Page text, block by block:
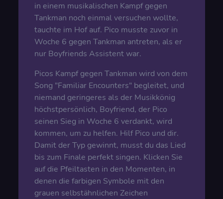
in einem musikalischen Kampf gegen
Tankman noch einmal versuchen wollte,
tauchte im Hof auf. Pico musste zuvor in
Woche 6 gegen Tankman antreten, als er
nur Boyfriends Assistent war.
Picos Kampf gegen Tankman wird von dem
Song "Familiar Encounters" begleitet, und
niemand geringeres als der Musikkönig
höchstpersönlich, Boyfriend, der Pico
seinen Sieg in Woche 6 verdankt, wird
kommen, um zu helfen. Hilf Pico und dir.
Damit der Typ gewinnt, musst du das Lied
bis zum Finale perfekt singen. Klicken Sie
auf die Pfeiltasten in den Momenten, in
denen die farbigen Symbole mit den
grauen selbstähnlichen Zeichen